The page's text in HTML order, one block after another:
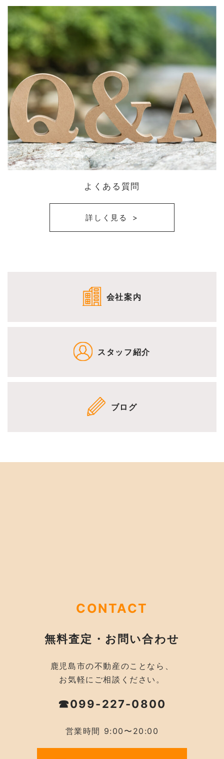
よくある質問
詳しく見る
会社案内
スタッフ紹介
ブログ
CONTACT
無料査定・お問い合わせ
鹿児島市の不動産のことなら、
お気軽にご相談ください。
☎099-227-0800
営業時間 9:00〜20:00